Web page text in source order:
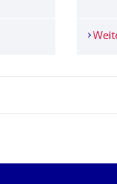
Antrittsvorlesung Prof.